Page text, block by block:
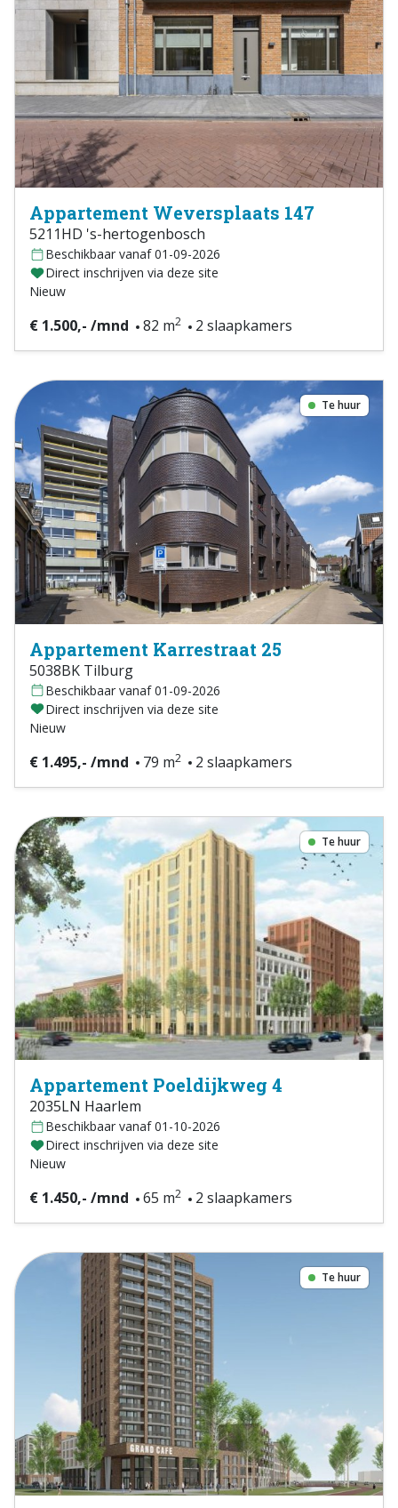
Appartement Weversplaats 147
5211HD 's-hertogenbosch
Beschikbaar vanaf 01-09-2026
Direct inschrijven via deze site
Nieuw
€ 1.500,- /mnd 82 m2 2 slaapkamers
Te huur
Appartement Karrestraat 25
5038BK Tilburg
Beschikbaar vanaf 01-09-2026
Direct inschrijven via deze site
Nieuw
€ 1.495,- /mnd 79 m2 2 slaapkamers
Te huur
Appartement Poeldijkweg 4
2035LN Haarlem
Beschikbaar vanaf 01-10-2026
Direct inschrijven via deze site
Nieuw
€ 1.450,- /mnd 65 m2 2 slaapkamers
Te huur